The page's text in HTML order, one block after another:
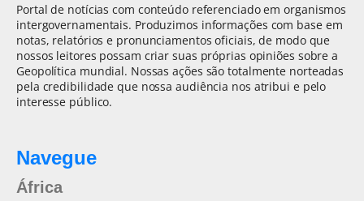
Portal de notícias com conteúdo referenciado em organismos
intergovernamentais. Produzimos informações com base em
notas, relatórios e pronunciamentos oficiais, de modo que
nossos leitores possam criar suas próprias opiniões sobre a
Geopolítica mundial. Nossas ações são totalmente norteadas
pela credibilidade que nossa audiência nos atribui e pelo
interesse público.
Navegue
África